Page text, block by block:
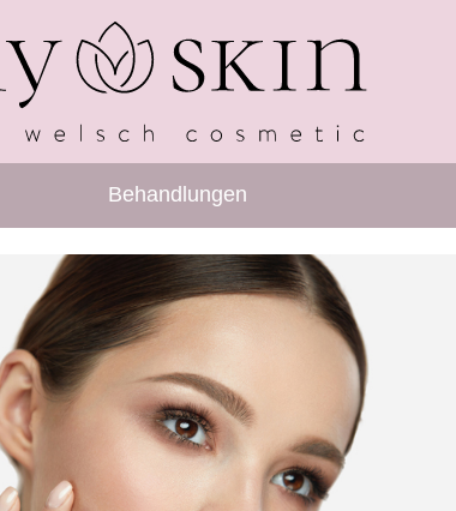
Behandlungen